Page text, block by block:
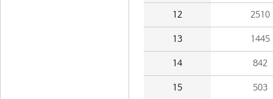
12 2510
13 1445
14 842
15 503